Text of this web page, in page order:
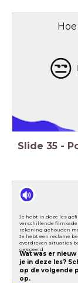
😒
Slide 35 -
Je hebt in deze les
verschillende
rekening gehouden
Je hebt een reclame
overdreven situaties
gespeeld
Wat was er
je in deze les?
op de volgende
op.